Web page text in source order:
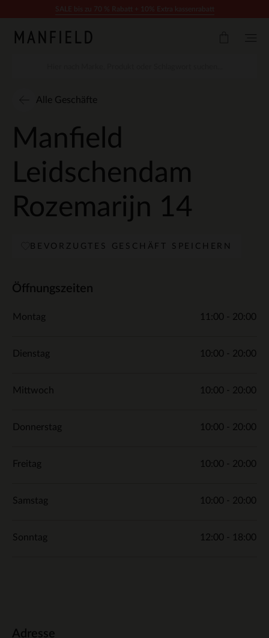
Alle Geschäfte
Manfield
Leidschendam
Rozemarijn 14
BEVORZUGTES GESCHÄFT SPEICHERN
Öffnungszeiten
Montag 11:00 - 20:00
Dienstag 10:00 - 20:00
Mittwoch 10:00 - 20:00
Donnerstag 10:00 - 20:00
Freitag 10:00 - 20:00
Samstag 10:00 - 20:00
Sonntag 12:00 - 18:00
Adresse